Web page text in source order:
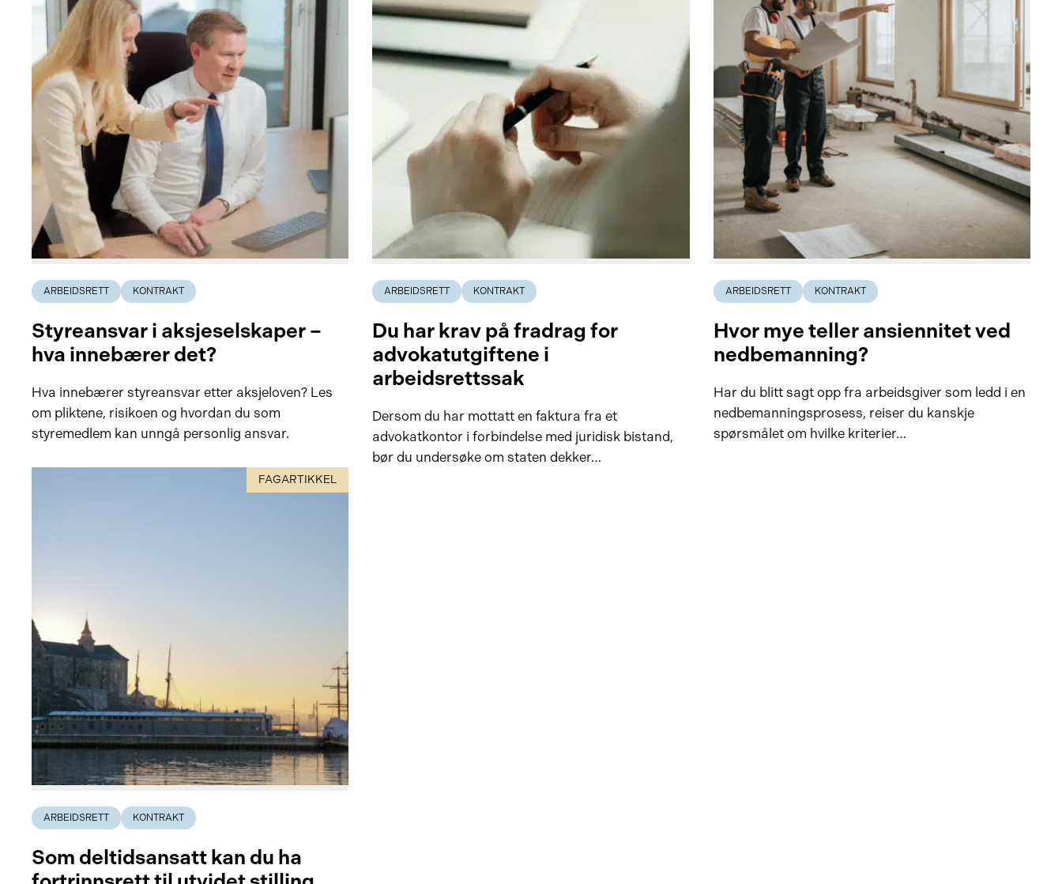
ARBEIDSRETT KONTRAKT
Styreansvar i aksjeselskaper –
hva innebærer det?
Hva innebærer styreansvar etter aksjeloven? Les
om pliktene, risikoen og hvordan du som
styremedlem kan unngå personlig ansvar.
ARBEIDSRETT KONTRAKT
Du har krav på fradrag for
advokatutgiftene i
arbeidsrettssak
Dersom du har mottatt en faktura fra et
advokatkontor i forbindelse med juridisk bistand,
bør du undersøke om staten dekker…
ARBEIDSRETT KONTRAKT
Hvor mye teller ansiennitet ved
nedbemanning?
Har du blitt sagt opp fra arbeidsgiver som ledd i en
nedbemanningsprosess, reiser du kanskje
spørsmålet om hvilke kriterier…
FAGARTIKKEL
ARBEIDSRETT KONTRAKT
Som deltidsansatt kan du ha